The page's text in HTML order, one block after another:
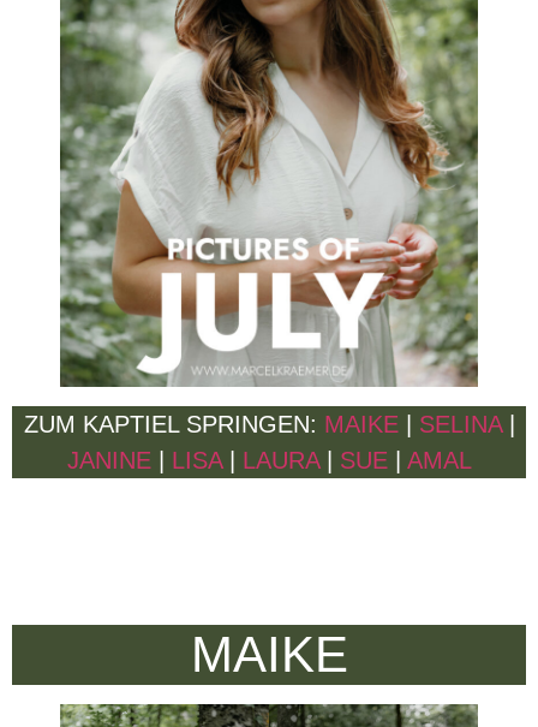
ZUM KAPTIEL SPRINGEN: MAIKE | SELINA|
JANINE| LISA| LAURA| SUE| AMAL
MAIKE